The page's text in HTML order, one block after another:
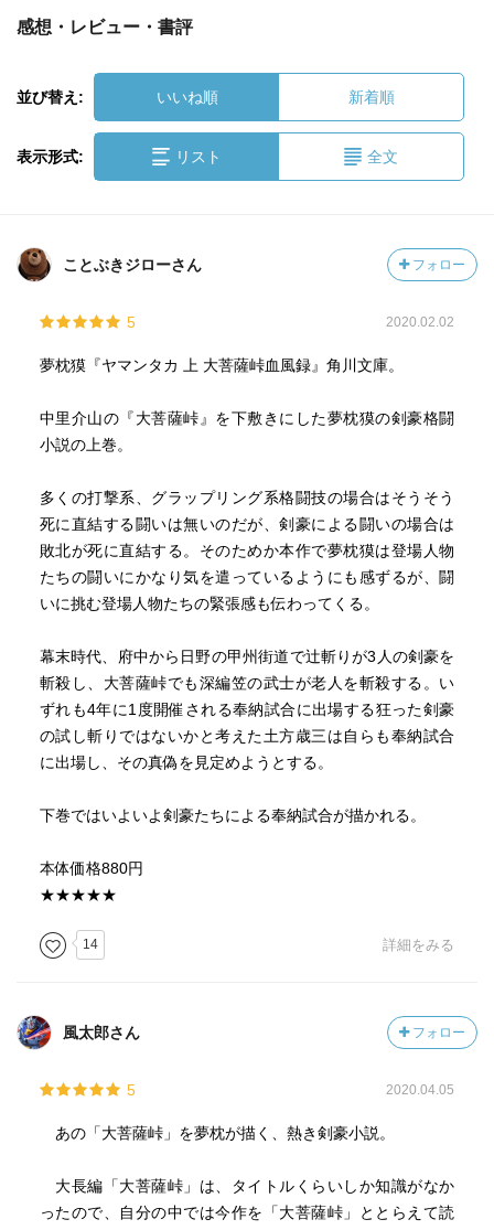
感想・レビュー・書評
並び替え: いいね順 新着順
表示形式: リスト 全文
ことぶきジローさん フォロー
5 2020.02.02
夢枕獏『ヤマンタカ 上 大菩薩峠血風録』角川文庫。
中里介山の『大菩薩峠』を下敷きにした夢枕獏の剣豪格闘
小説の上巻。
多くの打撃系、グラップリング系格闘技の場合はそうそう
死に直結する闘いは無いのだが、剣豪による闘いの場合は
敗北が死に直結する。そのためか本作で夢枕獏は登場人物
たちの闘いにかなり気を遣っているようにも感ずるが、闘
いに挑む登場人物たちの緊張感も伝わってくる。
幕末時代、府中から日野の甲州街道で辻斬りが3人の剣豪を
斬殺し、大菩薩峠でも深編笠の武士が老人を斬殺する。い
ずれも4年に1度開催される奉納試合に出場する狂った剣豪
の試し斬りではないかと考えた土方歳三は自らも奉納試合
に出場し、その真偽を見定めようとする。
下巻ではいよいよ剣豪たちによる奉納試合が描かれる。
本体価格880円
★★★★★
14 詳細をみる
風太郎さん フォロー
5 2020.04.05
あの「大菩薩峠」を夢枕が描く、熱き剣豪小説。
大長編「大菩薩峠」は、タイトルくらいしか知識がなか
ったので、自分の中では今作を「大菩薩峠」ととらえて読